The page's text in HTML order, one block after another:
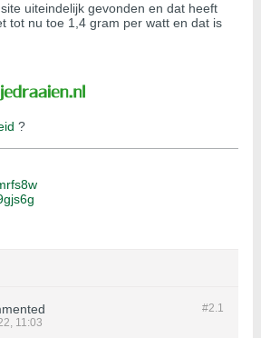
uiteindelijk gevonden en dat heeft
tot nu toe 1,4 gram per watt en dat is
?
#2.1
11:03